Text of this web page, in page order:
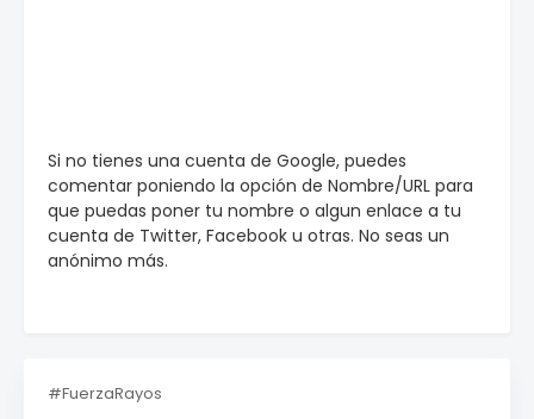
Si no tienes una cuenta de Google, puedes
comentar poniendo la opción de Nombre/URL para
que puedas poner tu nombre o algun enlace a tu
cuenta de Twitter, Facebook u otras. No seas un
anónimo más.
#FuerzaRayos